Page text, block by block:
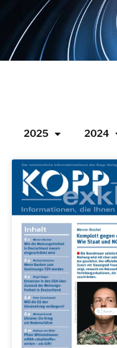
2025 2024